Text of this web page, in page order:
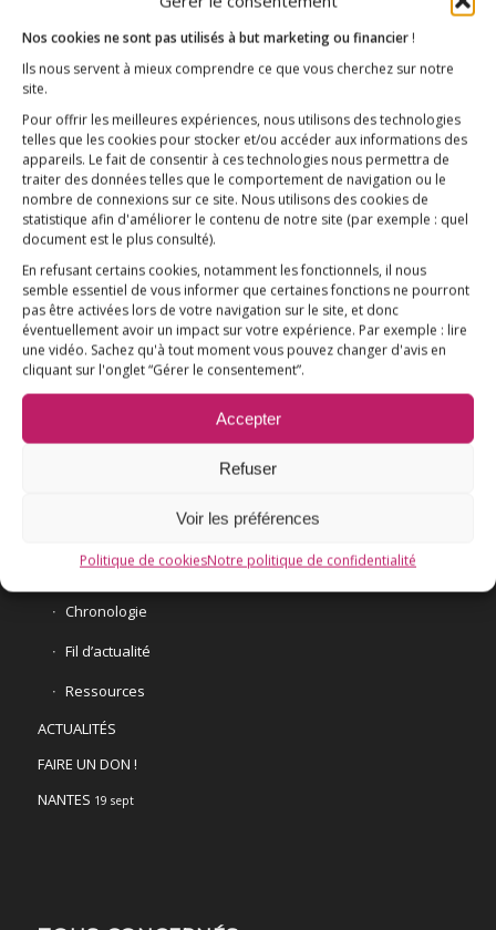
Nos cookies ne sont pas utilisés à but marketing ou financier !
Ils nous servent à mieux comprendre ce que vous cherchez sur notre
site.
Pour offrir les meilleures expériences, nous utilisons des technologies
telles que les cookies pour stocker et/ou accéder aux informations des
appareils. Le fait de consentir à ces technologies nous permettra de
traiter des données telles que le comportement de navigation ou le
nombre de connexions sur ce site. Nous utilisons des cookies de
statistique afin d'améliorer le contenu de notre site (par exemple : quel
document est le plus consulté).
En refusant certains cookies, notamment les fonctionnels, il nous
semble essentiel de vous informer que certaines fonctions ne pourront
pas être activées lors de votre navigation sur le site, et donc
éventuellement avoir un impact sur votre expérience. Par exemple : lire
une vidéo. Sachez qu'à tout moment vous pouvez changer d'avis en
cliquant sur l'onglet “Gérer le consentement”.
Accepter
Refuser
Voir les préférences
Politique de cookiesNotre politique de confidentialité
Association E3M
Qui sommes-nous ? AIDEZ-NOUS !
L’ESSENTIEL
E3M interpelle le Ministre de la Santé
Vaccination HPV – FAQ
Chronologie
Fil d’actualité
Ressources
ACTUALITÉS
FAIRE UN DON !
NANTES 19 sept